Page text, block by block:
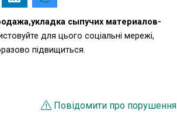
сыпучих материалов-
для цього соціальні мережі,
підвищиться.
Повідомити про порушення